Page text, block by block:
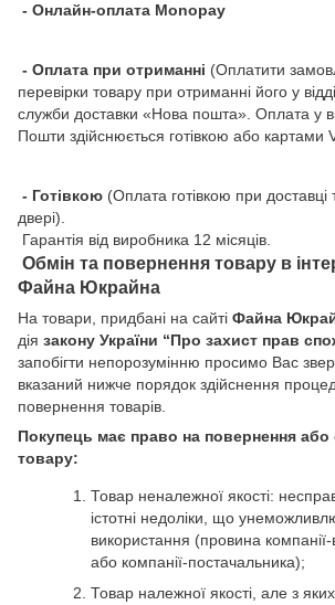
- Онлайн-оплата Monopay
- Оплата при отриманні (Оплатити
перевірки товару при отриманні його у
служби доставки «Нова пошта». Оплата у
Пошти здійснюється готівкою або картами
- Готівкою (Оплата готівкою при
двері).
Гарантія від виробника 12 місяців.
Обмін та повернення товару в
Файна Юкрайна
На товари, придбані на сайті Файна
дія закону України “Про захист прав
запобігти непорозумінню просимо Вас
вказаний нижче порядок здійснення
повернення товарів.
Покупець має право на повернення або
товару:
Товар неналежної якості:
істотні недоліки, що
використання (провина
або компанії-постачальника);
Товар належної якості, але з